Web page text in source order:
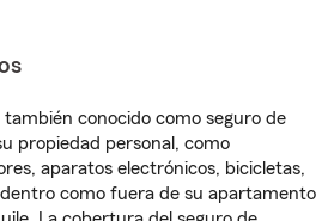
también conocido como seguro de
propiedad personal, como
aparatos electrónicos, bicicletas,
como fuera de su apartamento